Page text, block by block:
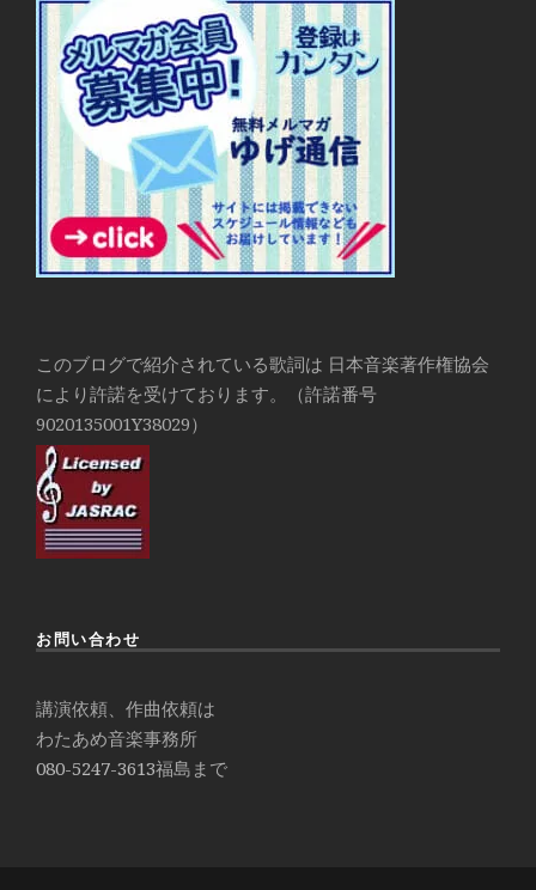
このブログで紹介されている歌詞は 日本音楽著作権協会
により許諾を受けております。（許諾番号
9020135001Y38029）
お問い合わせ
講演依頼、作曲依頼は
わたあめ音楽事務所
080-5247-3613福島まで